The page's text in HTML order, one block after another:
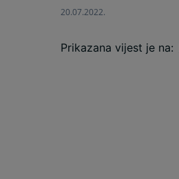
20.07.2022.
Prikazana vijest je na: